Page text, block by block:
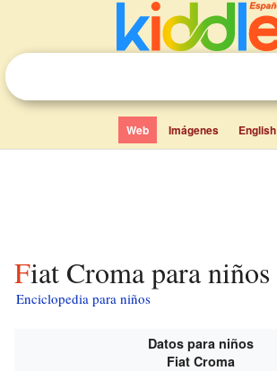
Web Imágenes English
Fiat Croma para niños
Enciclopedia para niños
Datos para niños
Fiat Croma